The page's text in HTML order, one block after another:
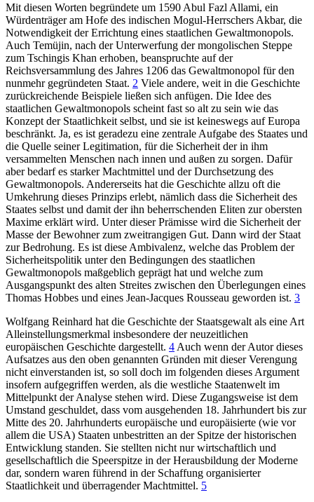
Mit diesen Worten begründete um 1590 Abul Fazl Allami, ein
Würdenträger am Hofe des indischen Mogul-Herrschers Akbar, die
Notwendigkeit der Errichtung eines staatlichen Gewaltmonopols.
Auch Temüjin, nach der Unterwerfung der mongolischen Steppe
zum Tschingis Khan erhoben, beanspruchte auf der
Reichsversammlung des Jahres 1206 das Gewaltmonopol für den
nunmehr gegründeten Staat. 2 Viele andere, weit in die Geschichte
zurückreichende Beispiele ließen sich anfügen. Die Idee des
staatlichen Gewaltmonopols scheint fast so alt zu sein wie das
Konzept der Staatlichkeit selbst, und sie ist keineswegs auf Europa
beschränkt. Ja, es ist geradezu eine zentrale Aufgabe des Staates und
die Quelle seiner Legitimation, für die Sicherheit der in ihm
versammelten Menschen nach innen und außen zu sorgen. Dafür
aber bedarf es starker Machtmittel und der Durchsetzung des
Gewaltmonopols. Andererseits hat die Geschichte allzu oft die
Umkehrung dieses Prinzips erlebt, nämlich dass die Sicherheit des
Staates selbst und damit der ihn beherrschenden Eliten zur obersten
Maxime erklärt wird. Unter dieser Prämisse wird die Sicherheit der
Masse der Bewohner zum zweitrangigen Gut. Dann wird der Staat
zur Bedrohung. Es ist diese Ambivalenz, welche das Problem der
Sicherheitspolitik unter den Bedingungen des staatlichen
Gewaltmonopols maßgeblich geprägt hat und welche zum
Ausgangspunkt des alten Streites zwischen den Überlegungen eines
Thomas Hobbes und eines Jean-Jacques Rousseau geworden ist. 3
Wolfgang Reinhard hat die Geschichte der Staatsgewalt als eine Art
Alleinstellungsmerkmal insbesondere der neuzeitlichen
europäischen Geschichte dargestellt. 4 Auch wenn der Autor dieses
Aufsatzes aus den oben genannten Gründen mit dieser Verengung
nicht einverstanden ist, so soll doch im folgenden dieses Argument
insofern aufgegriffen werden, als die westliche Staatenwelt im
Mittelpunkt der Analyse stehen wird. Diese Zugangsweise ist dem
Umstand geschuldet, dass vom ausgehenden 18. Jahrhundert bis zur
Mitte des 20. Jahrhunderts europäische und europäisierte (wie vor
allem die USA) Staaten unbestritten an der Spitze der historischen
Entwicklung standen. Sie stellten nicht nur wirtschaftlich und
gesellschaftlich die Speerspitze in der Herausbildung der Moderne
dar, sondern waren führend in der Schaffung organisierter
Staatlichkeit und überragender Machtmittel. 5